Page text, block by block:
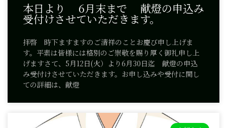
本日より 6月末まで 献燈の申込み
受付けさせていただきます。
拝啓 時下ますますのご清祥のことお慶び申し上げま
す。平素は皆様には格別のご崇敬を賜り厚く御礼申し上
げますさて、5月12日(火）より6月30日迄 献燈の申込
み受付けさせていただきます。お申し込みや受付に関し
ての詳細は、献燈